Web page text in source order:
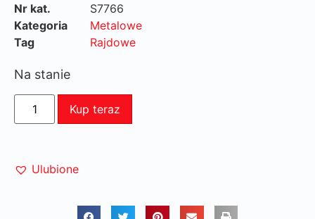
Nr kat.
S7766
Kategoria
Metalowe
Tag
Rajdowe
Na stanie
Kup teraz
Ulubione